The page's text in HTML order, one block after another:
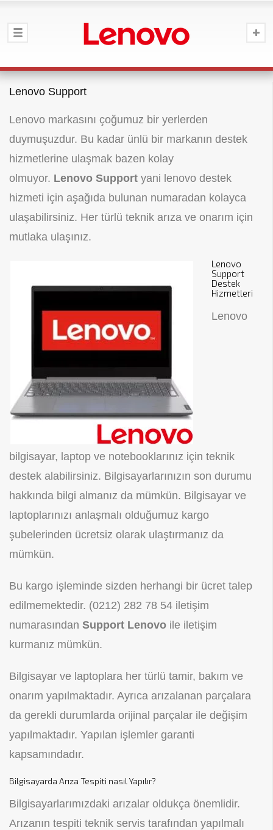
Lenovo Support
Lenovo markasını çoğumuz bir yerlerden
duymuşuzdur. Bu kadar ünlü bir markanın destek
hizmetlerine ulaşmak bazen kolay
olmuyor. Lenovo Support yani lenovo destek
hizmeti için aşağıda bulunan numaradan kolayca
ulaşabilirsiniz. Her türlü teknik arıza ve onarım için
mutlaka ulaşınız.
Lenovo
Support
Destek
Hizmetleri
Lenovo
bilgisayar, laptop ve notebooklarınız için teknik
destek alabilirsiniz. Bilgisayarlarınızın son durumu
hakkında bilgi almanız da mümkün. Bilgisayar ve
laptoplarınızı anlaşmalı olduğumuz kargo
şubelerinden ücretsiz olarak ulaştırmanız da
mümkün.
Bu kargo işleminde sizden herhangi bir ücret talep
edilmemektedir. (0212) 282 78 54 iletişim
numarasından Support Lenovo ile iletişim
kurmanız mümkün.
Bilgisayar ve laptoplara her türlü tamir, bakım ve
onarım yapılmaktadır. Ayrıca arızalanan parçalara
da gerekli durumlarda orijinal parçalar ile değişim
yapılmaktadır. Yapılan işlemler garanti
kapsamındadır.
Bilgisayarda Arıza Tespiti nasıl Yapılır?
Bilgisayarlarımızdaki arızalar oldukça önemlidir.
Arızanın tespiti teknik servis tarafından yapılmalı